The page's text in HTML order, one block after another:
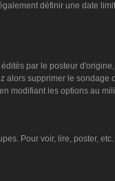
définir une date
par le posteur
supprimer le
modifiant les options au
Pour voir, lire, poster,